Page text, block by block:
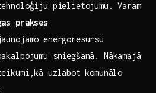
pielietojumu. ⁢Varam⁣
prakses
energoresursu
sniegšanā. ‍Nākamajā
uzlabot⁣ komunālo